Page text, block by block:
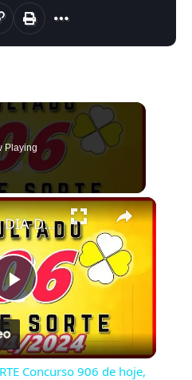
Playing
×
Play
Video
RESULTADO DIA DE SORTE Concurso 906 de hoje, sábado 27/04/2024 - Dia de Sorte 906
Concurso 906 de hoje,